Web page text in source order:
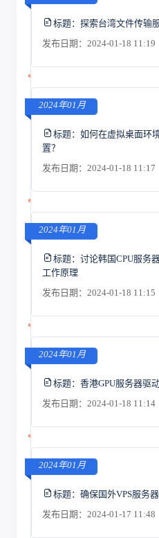
标题： 探索台湾文件传输
发布日期：2024-01-18 11:19
2024年01月
标题： 如何在虚拟桌面环
置？
发布日期：2024-01-18 11:17
2024年01月
标题： 讨论韩国CPU服务
工作原理
发布日期：2024-01-18 11:15
2024年01月
标题： 香港GPU服务器驱
发布日期：2024-01-18 11:14
2024年01月
标题： 确保国外VPS服务
发布日期：2024-01-17 11:48